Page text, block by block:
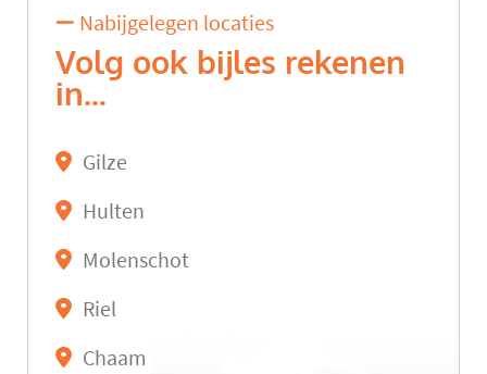
Nabijgelegen locaties
Volg ook bijles rekenen
in...
Gilze
Hulten
Molenschot
Riel
Chaam